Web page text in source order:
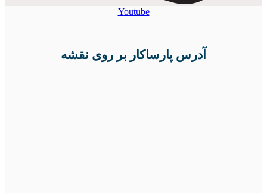
Youtube
آدرس پارساکار بر روی نقشه